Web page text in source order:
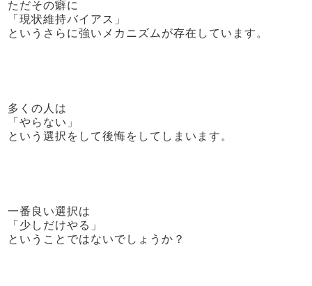
ただその癖に
「現状維持バイアス」
というさらに強いメカニズムが存在しています。
多くの人は
「やらない」
という選択をして後悔をしてしまいます。
一番良い選択は
「少しだけやる」
ということではないでしょうか？